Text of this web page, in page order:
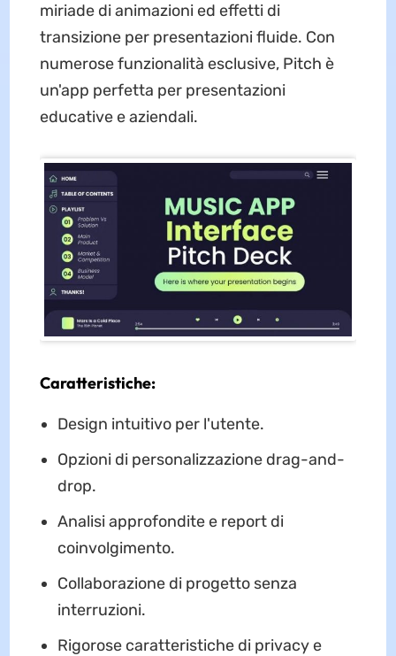
miriade di animazioni ed effetti di
transizione per presentazioni fluide. Con
numerose funzionalità esclusive, Pitch è
un'app perfetta per presentazioni
educative e aziendali.
Caratteristiche:
Design intuitivo per l'utente.
Opzioni di personalizzazione drag-and-
drop.
Analisi approfondite e report di
coinvolgimento.
Collaborazione di progetto senza
interruzioni.
Rigorose caratteristiche di privacy e